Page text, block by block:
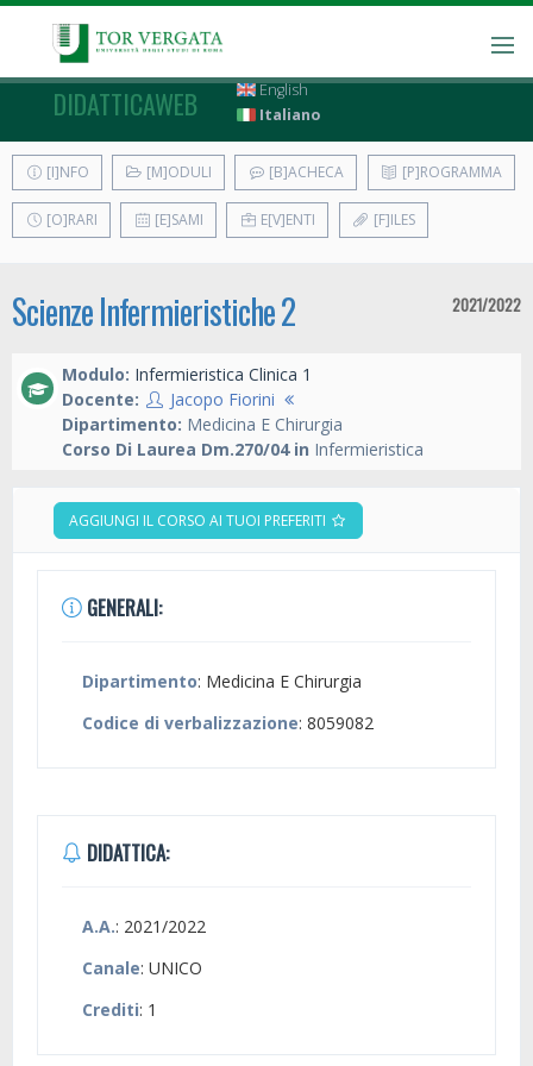
DIDATTICAWEB
English
Italiano
[I]NFO [M]ODULI [B]ACHECA [P]ROGRAMMA
[O]RARI [E]SAMI E[V]ENTI [F]ILES
Scienze Infermieristiche 2 2021/2022
Modulo: Infermieristica Clinica 1
Docente:
Jacopo Fiorini
Dipartimento: Medicina E Chirurgia
Corso Di Laurea Dm.270/04 in Infermieristica
AGGIUNGI IL CORSO AI TUOI PREFERITI
GENERALI:
Dipartimento: Medicina E Chirurgia
Codice di verbalizzazione: 8059082
DIDATTICA:
A.A.: 2021/2022
Canale: UNICO
Crediti: 1